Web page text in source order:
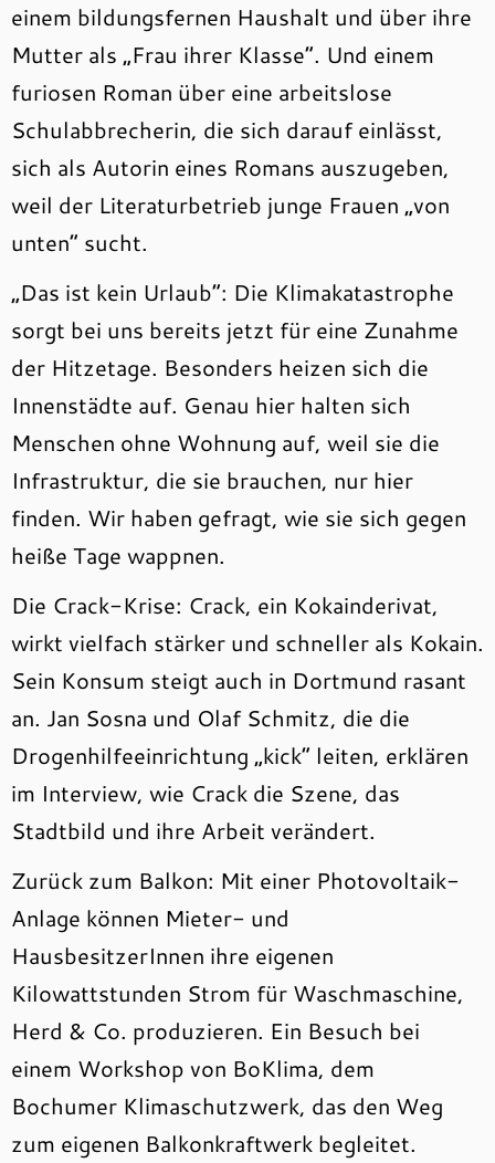
einem bildungsfernen Haushalt und über ihre
Mutter als „Frau ihrer Klasse“. Und einem
furiosen Roman über eine arbeitslose
Schulabbrecherin, die sich darauf einlässt,
sich als Autorin eines Romans auszugeben,
weil der Literaturbetrieb junge Frauen „von
unten“ sucht.
„Das ist kein Urlaub“: Die Klimakatastrophe
sorgt bei uns bereits jetzt für eine Zunahme
der Hitzetage. Besonders heizen sich die
Innenstädte auf. Genau hier halten sich
Menschen ohne Wohnung auf, weil sie die
Infrastruktur, die sie brauchen, nur hier
finden. Wir haben gefragt, wie sie sich gegen
heiße Tage wappnen.
Die Crack-Krise: Crack, ein Kokainderivat,
wirkt vielfach stärker und schneller als Kokain.
Sein Konsum steigt auch in Dortmund rasant
an. Jan Sosna und Olaf Schmitz, die die
Drogenhilfeeinrichtung „kick“ leiten, erklären
im Interview, wie Crack die Szene, das
Stadtbild und ihre Arbeit verändert.
Zurück zum Balkon: Mit einer Photovoltaik-
Anlage können Mieter- und
HausbesitzerInnen ihre eigenen
Kilowattstunden Strom für Waschmaschine,
Herd & Co. produzieren. Ein Besuch bei
einem Workshop von BoKlima, dem
Bochumer Klimaschutzwerk, das den Weg
zum eigenen Balkonkraftwerk begleitet.